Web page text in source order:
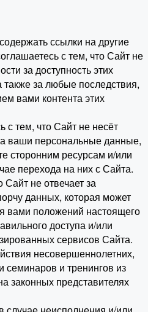
ссылки на другие
с тем, что Сайт не
за доступность этих
также за любые последствия,
вами контента этих
с тем, что Сайт не несёт
ваши персональные данные,
сторонним ресурсам и/или
перехода на них с Сайта.
не отвечает за
данных, которая может
вами положений настоящего
доступа и/или
сервисов Сайта.
несовершеннолетних,
семинаров и тренингов из
законных представителях